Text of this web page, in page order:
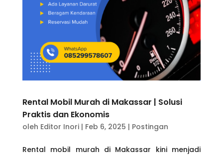
Rental Mobil Murah di Makassar | Solusi
Praktis dan Ekonomis
oleh Editor Inori| Feb 6, 2025 | Postingan
Rental mobil murah di Makassar kini menjadi